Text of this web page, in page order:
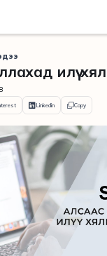
илүү
Linkedin Copy